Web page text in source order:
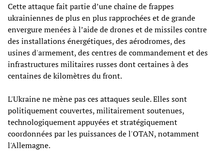
Cette attaque fait partie d’une chaîne de frappes
ukrainiennes de plus en plus rapprochées et de grande
envergure menées à l’aide de drones et de missiles contre
des installations énergétiques, des aérodromes, des
usines d'armement, des centres de commandement et des
infrastructures militaires russes dont certaines à des
centaines de kilomètres du front.
L'Ukraine ne mène pas ces attaques seule. Elles sont
politiquement couvertes, militairement soutenues,
technologiquement appuyées et stratégiquement
coordonnées par les puissances de l'OTAN, notamment
l'Allemagne.